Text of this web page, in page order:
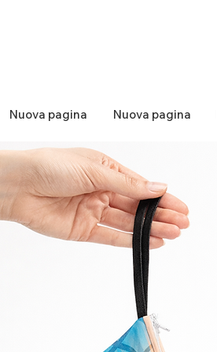
Nuova pagina Nuova pagina